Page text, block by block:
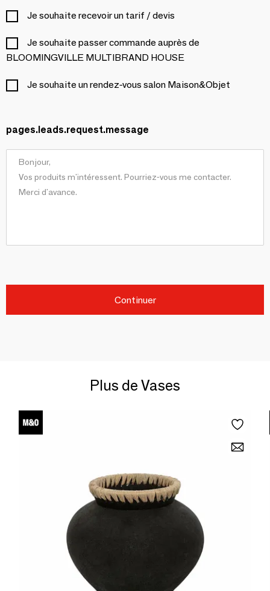
Je souhaite recevoir un tarif / devis
Je souhaite passer commande auprès de
BLOOMINGVILLE MULTIBRAND HOUSE
Je souhaite un rendez-vous salon Maison&Objet
pages.leads.request.message
Continuer
Plus de Vases